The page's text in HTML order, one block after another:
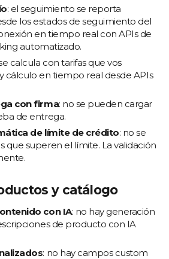
: el seguimiento se reporta
los estados de seguimiento del
en tiempo real con APIs de
automatizado.
calcula con tarifas que vos
cálculo en tiempo real desde APIs
con firma: no se pueden cargar
de entrega.
de límite de crédito: no se
que superen el límite. La validación
y catálogo
con IA: no hay generación
de producto con IA
: no hay campos custom